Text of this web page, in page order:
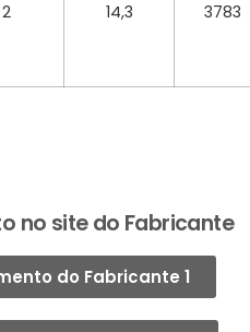
2 14,3 3783
no site do Fabricante
do Fabricante 1